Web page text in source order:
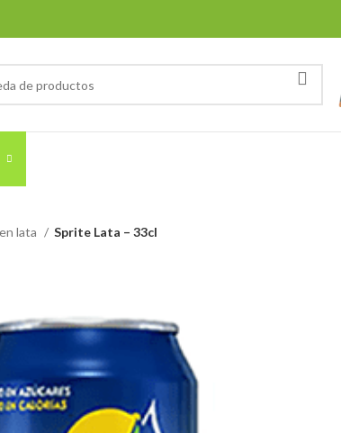
lata Sprite Lata – 33cl